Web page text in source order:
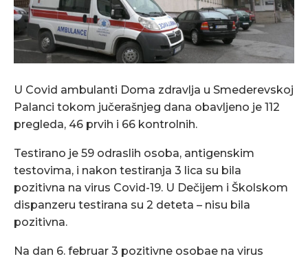
U Covid ambulanti Doma zdravlja u Smederevskoj
Palanci tokom jučerašnjeg dana obavljeno je 112
pregleda, 46 prvih i 66 kontrolnih.
Testirano je 59 odraslih osoba, antigenskim
testovima, i nakon testiranja 3 lica su bila
pozitivna na virus Covid-19. U Dečijem i Školskom
dispanzeru testirana su 2 deteta – nisu bila
pozitivna.
Na dan 6. februar 3 pozitivne osobae na virus